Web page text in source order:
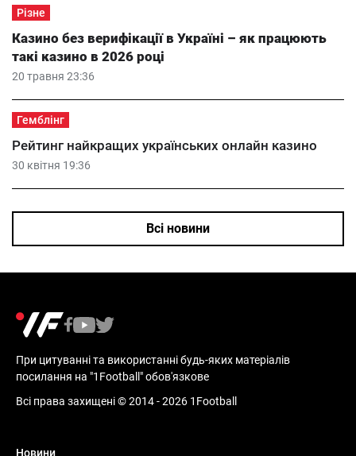
Різне
20 травня 23:36
Казино без верифікації в Україні – як працюють
такі казино в 2026 році
Гемблінг
30 квітня 19:36
Рейтинг найкращих українських онлайн казино
Всі новини
При цитуванні та використанні будь-яких матеріалів
посилання на "1Football" обов'язкове
Всі права захищені © 2014 - 2026 1Football
Новини